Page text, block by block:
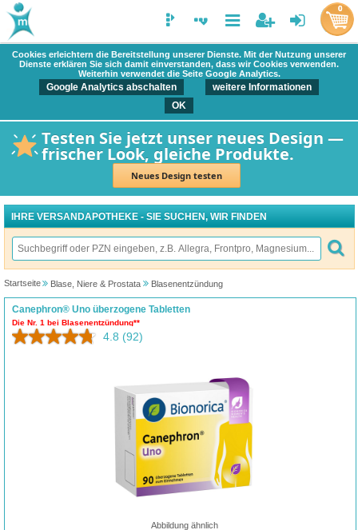
Cookies erleichtern die Bereitstellung unserer Dienste. Mit der Nutzung unserer
Dienste erklären Sie sich damit einverstanden, dass wir Cookies verwenden.
Weiterhin verwendet die Seite Google Analytics.
Google Analytics abschalten
weitere Informationen
OK
Testen Sie jetzt unser neues Design —
frischer Look, gleiche Produkte.
Neues Design testen
0
IHRE VERSANDAPOTHEKE - SIE SUCHEN, WIR FINDEN
Startseite Blase, Niere & Prostata Blasenentzündung
Canephron® Uno überzogene Tabletten
Die Nr. 1 bei Blasenentzündung**
4.8 (92)
Abbildung ähnlich